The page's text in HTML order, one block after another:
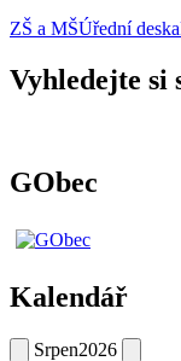
ZŠ a MŠÚřední deska
Vyhledejte si
GObec
Kalendář
Srpen2026